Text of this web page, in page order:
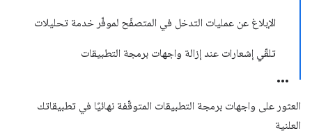
الإبلاغ عن عمليات التدخل في المتصفّح لموفّر خدمة تحليلات
تلقّي إشعارات عند إزالة واجهات برمجة التطبيقات
العثور على واجهات برمجة التطبيقات المتوقّفة نهائيًا في تطبيقاتك
العلنية